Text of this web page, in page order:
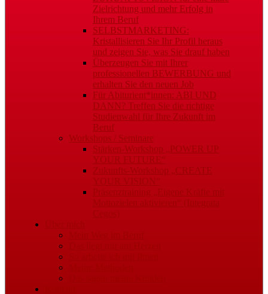
Zielrichtung und mehr Erfolg in
Ihrem Beruf
SELBSTMARKETING:
Kristallisieren Sie Ihr Profil heraus
und zeigen Sie, was Sie drauf haben
Überzeugen Sie mit Ihrer
professionellen BEWERBUNG und
erhalten Sie den neuen Job
Für Abiturient*innen: ABI UND
DANN? Treffen Sie die richtige
Studienwahl für Ihre Zukunft im
Beruf
Workshops / Seminare
Stärken-Workshop „POWER UP
YOUR FUTURE“
Zukunfts-Workshop „CREATE
YOUR VISION“
Präsenztraining „Eigene Kräfte mit